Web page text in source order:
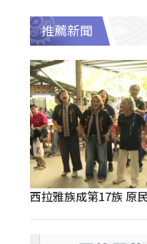
推薦新聞
西拉雅族成第17族 原